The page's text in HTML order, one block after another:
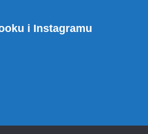
i Instagramu